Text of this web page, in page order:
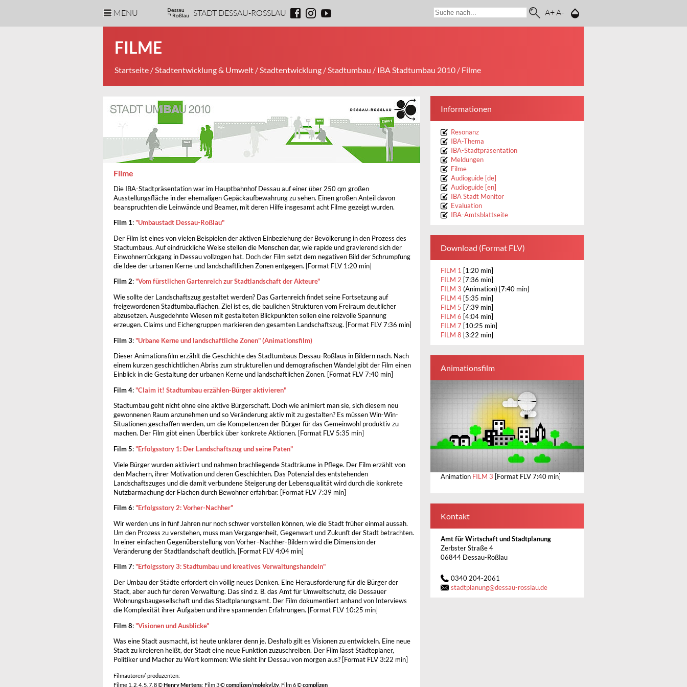
MENU STADT DESSAU-ROSSLAU A+A-
FILME
Startseite /Stadtentwicklung & Umwelt /Stadtentwicklung /Stadtumbau / IBA Stadtumbau 2010 / Filme
Filme
Die IBA-Stadtpräsentation war im Hauptbahnhof Dessau auf einer über 250 qm großen
Ausstellungsfläche in der ehemaligen Gepäckaufbewahrung zu sehen. Einen großen Anteil davon
beanspruchten die Leinwände und Beamer, mit deren Hilfe insgesamt acht Filme gezeigt wurden.
Film 1: "Umbaustadt Dessau-Roßlau"
Der Film ist eines von vielen Beispielen der aktiven Einbeziehung der Bevölkerung in den Prozess des
Stadtumbaus. Auf eindrückliche Weise stellen die Menschen dar, wie rapide und gravierend sich der
Einwohnerrückgang in Dessau vollzogen hat. Doch der Film setzt dem negativen Bild der Schrumpfung
die Idee der urbanen Kerne und landschaftlichen Zonen entgegen. [Format FLV 1:20 min]
Film 2: "Vom fürstlichen Gartenreich zur Stadtlandschaft der Akteure"
Wie sollte der Landschaftszug gestaltet werden? Das Gartenreich findet seine Fortsetzung auf
freigewordenen Stadtumbauflächen. Ziel ist es, die baulichen Strukturen vom Freiraum deutlicher
abzusetzen. Ausgedehnte Wiesen mit gestalteten Blickpunkten sollen eine reizvolle Spannung
erzeugen. Claims und Eichengruppen markieren den gesamten Landschaftszug. [Format FLV 7:36 min]
Film 3: "Urbane Kerne und landschaftliche Zonen" (Animationsfilm)
Dieser Animationsfilm erzählt die Geschichte des Stadtumbaus Dessau-Roßlaus in Bildern nach. Nach
einem kurzen geschichtlichen Abriss zum strukturellen und demografischen Wandel gibt der Film einen
Einblick in die Gestaltung der urbanen Kerne und landschaftlichen Zonen. [Format FLV 7:40 min]
Film 4: "Claim it! Stadtumbau erzählen-Bürger aktivieren"
Stadtumbau geht nicht ohne eine aktive Bürgerschaft. Doch wie animiert man sie, sich diesem neu
gewonnenen Raum anzunehmen und so Veränderung aktiv mit zu gestalten? Es müssen Win-Win-
Situationen geschaffen werden, um die Kompetenzen der Bürger für das Gemeinwohl produktiv zu
machen. Der Film gibt einen Überblick über konkrete Aktionen. [Format FLV 5:35 min]
Film 5: "Erfolgsstory 1: Der Landschaftszug und seine Paten"
Viele Bürger wurden aktiviert und nahmen brachliegende Stadträume in Pflege. Der Film erzählt von
den Machern, ihrer Motivation und deren Geschichten. Das Potenzial des entstehenden
Landschaftszuges und die damit verbundene Steigerung der Lebensqualität wird durch die konkrete
Nutzbarmachung der Flächen durch Bewohner erfahrbar. [Format FLV 7:39 min]
Film 6: "Erfolgsstory 2: Vorher-Nachher"
Wir werden uns in fünf Jahren nur noch schwer vorstellen können, wie die Stadt früher einmal aussah.
Um den Prozess zu verstehen, muss man Vergangenheit, Gegenwart und Zukunft der Stadt betrachten.
In einer einfachen Gegenüberstellung von Vorher–Nachher-Bildern wird die Dimension der
Veränderung der Stadtlandschaft deutlich. [Format FLV 4:04 min]
Film 7: "Erfolgsstory 3: Stadtumbau und kreatives Verwaltungshandeln"
Der Umbau der Städte erfordert ein völlig neues Denken. Eine Herausforderung für die Bürger der
Stadt, aber auch für deren Verwaltung. Das sind z. B. das Amt für Umweltschutz, die Dessauer
Wohnungsbaugesellschaft und das Stadtplanungsamt. Der Film dokumentiert anhand von Interviews
die Komplexität ihrer Aufgaben und ihre spannenden Erfahrungen. [Format FLV 10:25 min]
Film 8: "Visionen und Ausblicke"
Was eine Stadt ausmacht, ist heute unklarer denn je. Deshalb gilt es Visionen zu entwickeln. Eine neue
Stadt zu kreieren heißt, der Stadt eine neue Funktion zuzuschreiben. Der Film lässt Städteplaner,
Politiker und Macher zu Wort kommen: Wie sieht ihr Dessau von morgen aus? [Format FLV 3:22 min]
Filmautoren/-produzenten:
Filme 1, 2, 4, 5, 7, 8 ©Henry Mertens; Film 3 ©complizen/molekyl.tv , Film 6 ©complizen
Informationen
Resonanz
IBA-Thema
IBA-Stadtpräsentation
Meldungen
Filme
Audioguide [de]
Audioguide [en]
IBA Stadt Monitor
Evaluation
IBA-Amtsblattseite
Download (Format FLV)
FILM 1 [1:20 min]
FILM 2 [7:36 min]
FILM 3 (Animation) [7:40 min]
FILM 4 [5:35 min]
FILM 5 [7:39 min]
FILM 6 [4:04 min]
FILM 7 [10:25 min]
FILM 8 [3:22 min]
Animationsfilm
Animation FILM 3 [Format FLV 7:40 min]
Kontakt
Amt für Wirtschaft und Stadtplanung
Zerbster Straße 4
06844 Dessau-Roßlau
0340 204-2061
stadtplanung@dessau-rosslau.de